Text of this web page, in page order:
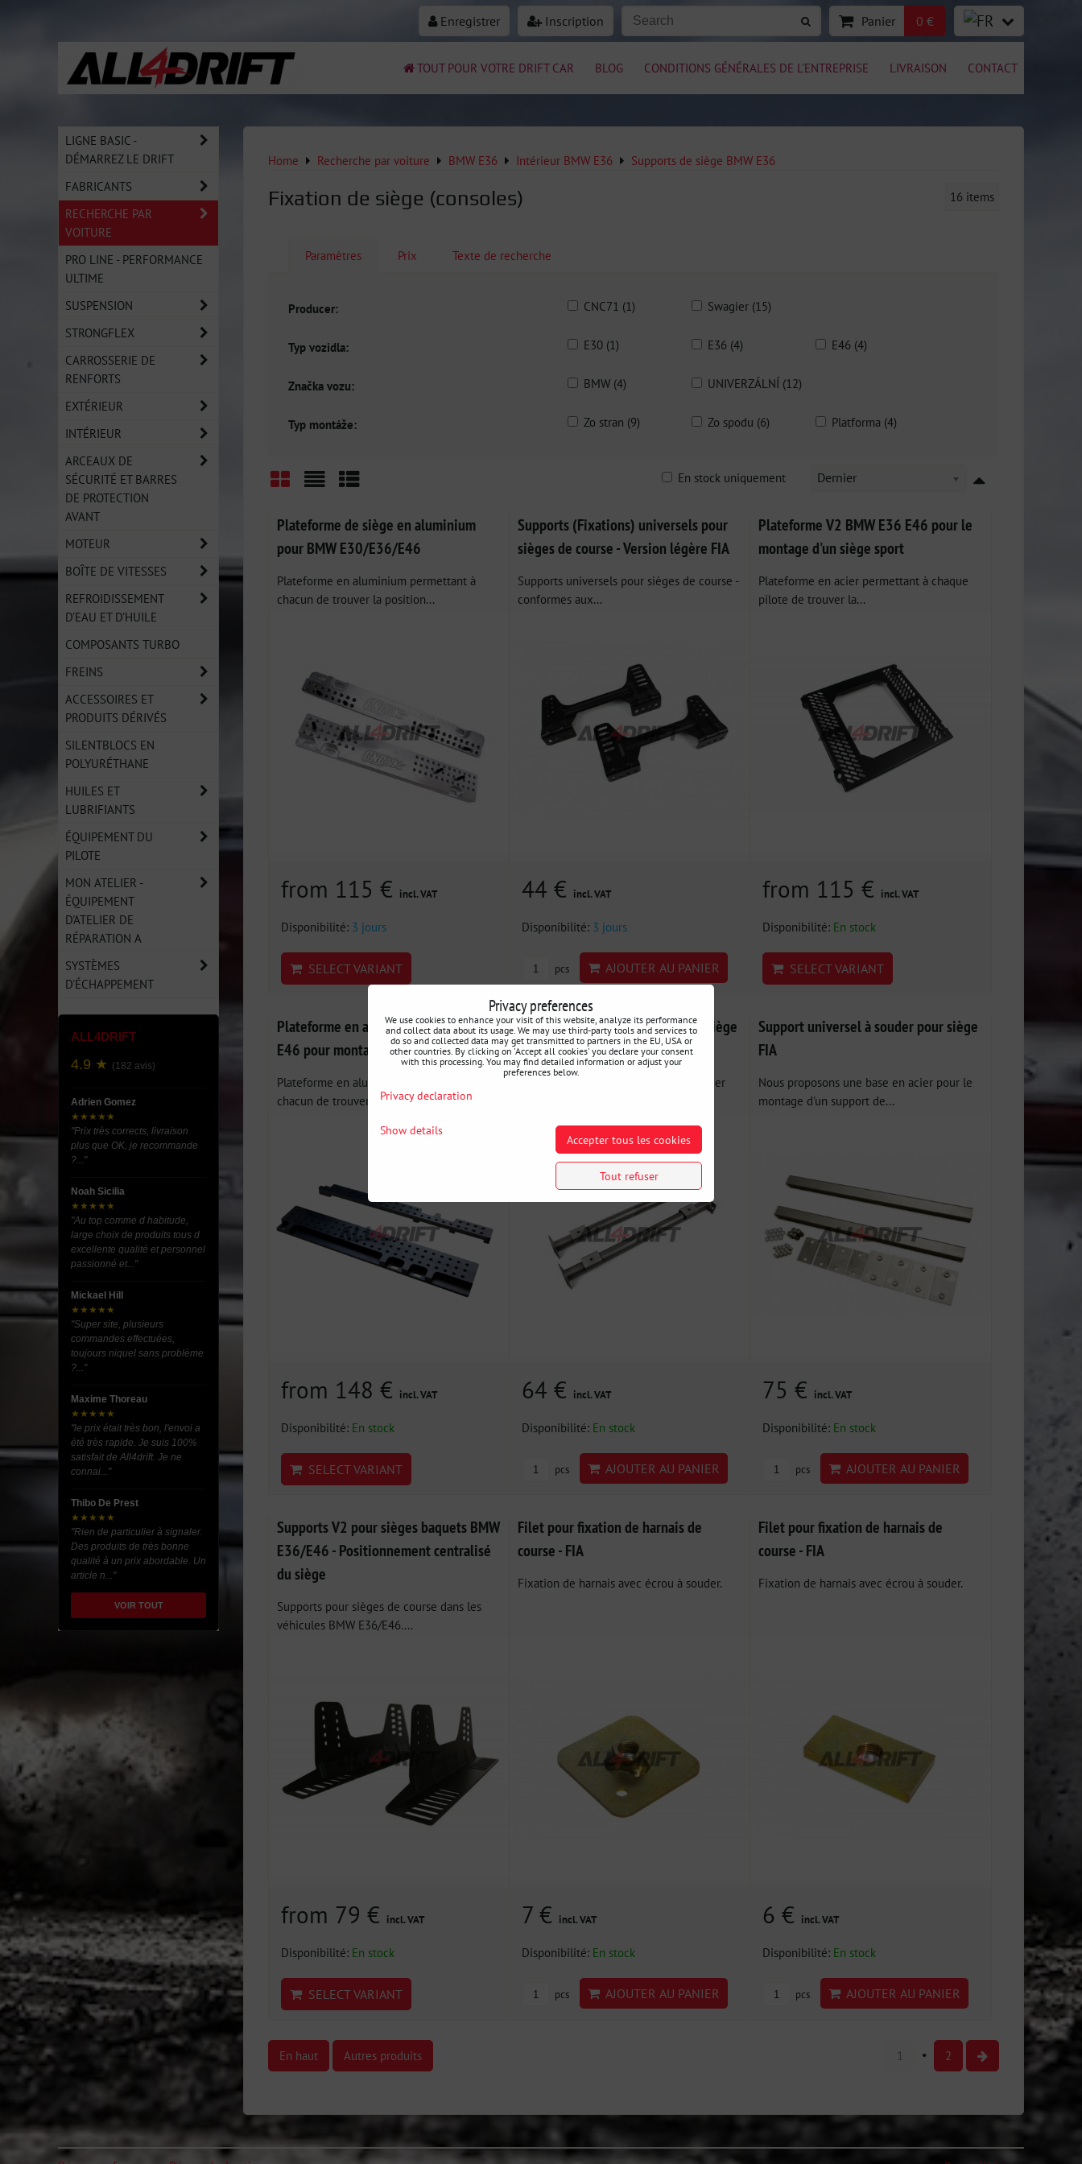
Enregistrer Inscription Panier 0 €
TOUT POUR VOTRE DRIFT CAR BLOG CONDITIONS GÉNÉRALES DE L'ENTREPRISE LIVRAISON CONTACT
Home Recherche par voiture BMW E36 Intérieur BMW E36 Supports de siège BMW E36
Fixation de siège (consoles) 16 items
Paramètres Prix Texte de recherche
Producer: CNC71 (1) Swagier (15)
Typ vozidla: E30 (1) E36 (4) E46 (4)
Značka vozu: BMW (4) UNIVERZÁLNÍ (12)
Typ montáže: Zo stran (9) Zo spodu (6) Platforma (4)
Dernier
En stock uniquement
Plateforme de siège en aluminium
pour BMW E30/E36/E46
Plateforme en aluminium permettant à
chacun de trouver la position...
from 115 € incl. VAT
Disponibilité: 3 jours
SELECT VARIANT
Supports (Fixations) universels pour
sièges de course - Version légère FIA
Supports universels pour sièges de course -
conformes aux...
44 € incl. VAT
Disponibilité: 3 jours
pcs AJOUTER AU PANIER
Plateforme V2 BMW E36 E46 pour le
montage d'un siège sport
Plateforme en acier permettant à chaque
pilote de trouver la...
from 115 € incl. VAT
Disponibilité: En stock
SELECT VARIANT
Plateforme en aluminium BMW E36
E46 pour montage de siège sport - Pro
Plateforme en aluminium, permettant à
chacun de trouver la position...
from 148 € incl. VAT
Disponibilité: En stock
SELECT VARIANT
Support universel à souder pour siège
baquet FIA V2
Nous proposons une plateforme en acier
64 € incl. VAT
Disponibilité: En stock
pcs AJOUTER AU PANIER
Support universel à souder pour siège
FIA
Nous proposons une base en acier pour le
montage d'un support de...
75 € incl. VAT
Disponibilité: En stock
pcs AJOUTER AU PANIER
Supports V2 pour sièges baquets BMW
E36/E46 - Positionnement centralisé
du siège
Supports pour sièges de course dans les
véhicules BMW E36/E46....
from 79 € incl. VAT
Disponibilité: En stock
SELECT VARIANT
Filet pour fixation de harnais de
course - FIA
Fixation de harnais avec écrou à souder.
7 € incl. VAT
Disponibilité: En stock
pcs AJOUTER AU PANIER
Filet pour fixation de harnais de
course - FIA
Fixation de harnais avec écrou à souder.
6 € incl. VAT
Disponibilité: En stock
pcs AJOUTER AU PANIER
En haut Autres produits 1 2
LIGNE BASIC -
DÉMARREZ LE DRIFT
FABRICANTS
RECHERCHE PAR
VOITURE
PRO LINE - PERFORMANCE
ULTIME
SUSPENSION
STRONGFLEX
CARROSSERIE DE
RENFORTS
EXTÉRIEUR
INTÉRIEUR
ARCEAUX DE
SÉCURITÉ ET BARRES
DE PROTECTION
AVANT
MOTEUR
BOÎTE DE VITESSES
REFROIDISSEMENT
D'EAU ET D'HUILE
COMPOSANTS TURBO
FREINS
ACCESSOIRES ET
PRODUITS DÉRIVÉS
SILENTBLOCS EN
POLYURÉTHANE
HUILES ET
LUBRIFIANTS
ÉQUIPEMENT DU
PILOTE
MON ATELIER -
ÉQUIPEMENT
D'ATELIER DE
RÉPARATION A
SYSTÈMES
D'ÉCHAPPEMENT
ALL4DRIFT
4.9 ★ (182 avis)
Adrien Gomez
★★★★★
"Prix très corrects, livraison
plus que OK, je recommande
?..."
Noah Sicilia
★★★★★
"Au top comme d habitude,
large choix de produits tous d
excellente qualité et personnel
passionné et..."
Mickael Hill
★★★★★
"Super site, plusieurs
commandes effectuées,
toujours niquel sans problème
?..."
Maxime Thoreau
★★★★★
"le prix était très bon, l'envoi a
été très rapide. Je suis 100%
satisfait de All4drift. Je ne
connai..."
Thibo De Prest
★★★★★
"Rien de particulier à signaler.
Des produits de très bonne
qualité à un prix abordable. Un
article n..."
VOIR TOUT
Privacy preferences
We use cookies to enhance your visit of this website, analyze its performance
and collect data about its usage. We may use third-party tools and services to
do so and collected data may get transmitted to partners in the EU, USA or
other countries. By clicking on 'Accept all cookies' you declare your consent
with this processing. You may find detailed information or adjust your
preferences below.
Privacy declaration
Show details
Accepter tous les cookies
Tout refuser